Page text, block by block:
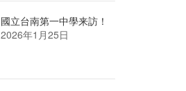
國立台南第一中學来訪！
2026年1月25日